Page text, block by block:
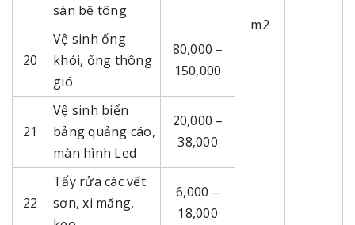
m2
sàn bê tông
20
Vệ sinh ống
khói, ống thông
gió
80,000 –
150,000
21
Vệ sinh biển
bảng quảng cáo,
màn hình Led
20,000 –
38,000
22
Tẩy rửa các vết
sơn, xi măng,
6,000 –
18,000